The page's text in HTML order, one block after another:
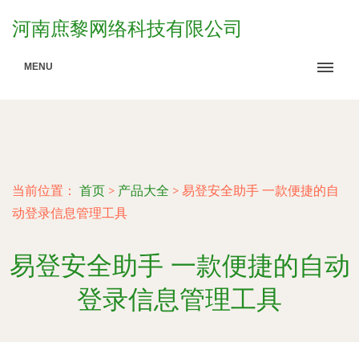
河南庶黎网络科技有限公司
MENU
当前位置： 首页 > 产品大全 > 易登安全助手 一款便捷的自
动登录信息管理工具
易登安全助手 一款便捷的自动
登录信息管理工具